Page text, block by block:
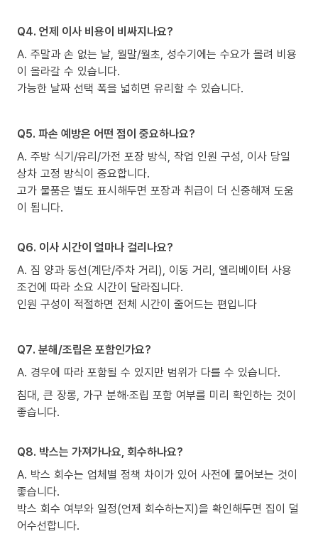
Q4. 언제 이사 비용이 비싸지나요?
A. 주말과 손 없는 날, 월말/월초, 성수기에는 수요가 몰려 비용
이 올라갈 수 있습니다.
가능한 날짜 선택 폭을 넓히면 유리할 수 있습니다.
Q5. 파손 예방은 어떤 점이 중요하나요?
A. 주방 식기/유리/가전 포장 방식, 작업 인원 구성, 이사 당일
상차 고정 방식이 중요합니다.
고가 물품은 별도 표시해두면 포장과 취급이 더 신중해져 도움
이 됩니다.
Q6. 이사 시간이 얼마나 걸리나요?
A. 짐 양과 동선(계단/주차 거리), 이동 거리, 엘리베이터 사용
조건에 따라 소요 시간이 달라집니다.
인원 구성이 적절하면 전체 시간이 줄어드는 편입니다
Q7. 분해/조립은 포함인가요?
A. 경우에 따라 포함될 수 있지만 범위가 다를 수 있습니다.
침대, 큰 장롱, 가구 분해·조립 포함 여부를 미리 확인하는 것이
좋습니다.
Q8. 박스는 가져가나요, 회수하나요?
A. 박스 회수는 업체별 정책 차이가 있어 사전에 물어보는 것이
좋습니다.
박스 회수 여부와 일정(언제 회수하는지)을 확인해두면 집이 덜
어수선합니다.